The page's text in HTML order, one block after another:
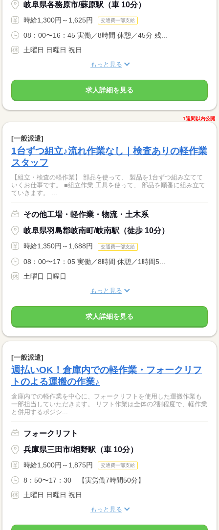
岐阜県各務原市/蘇原駅（車 10分）
時給1,300円～1,625円 交通費一部支給
08：00〜16：45 実働／8時間 休憩／45分 残...
土曜日 日曜日 祝日
もっと見る
求人詳細を見る
1週間以内公開
[一般派遣]
1台ずつ組立♪流れ作業なし｜検査ありの軽作業
スタッフ
【組立・検査の軽作業】 部品を使って、 製品を1台ずつ組み立てて
いくお仕事です。 ■組立作業 工具を使って、 部品を順番に組み立て
ていきます。 ...
その他工場・軽作業・物流・土木系
岐阜県羽島郡岐南町/岐南駅（徒歩 10分）
時給1,350円～1,688円 交通費一部支給
08：00〜17：05 実働／8時間 休憩／1時間5...
土曜日 日曜日
もっと見る
求人詳細を見る
[一般派遣]
週払いOK！倉庫内での軽作業・フォークリフ
トのよる運搬の作業♪
倉庫内での軽作業を中心に、フォークリフトを使用した運搬作業も
一部担当していただきます。 リフト作業は全体の2割程度で、軽作業
と併用するポジシ...
フォークリフト
兵庫県三田市/相野駅（車 10分）
時給1,500円～1,875円 交通費一部支給
8：50〜17：30 【実労働7時間50分】
土曜日 日曜日 祝日
もっと見る